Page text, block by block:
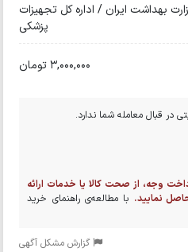
بهداشت ایران / اداره کل تجهیزات
پزشکی
3,000,000 تومان
قبال معامله شما ندارد.
وجه، از صحت کالا یا خدمات ارائه
نمایید. با مطالعه‌ی راهنمای خرید
گزارش مشکل آگهی